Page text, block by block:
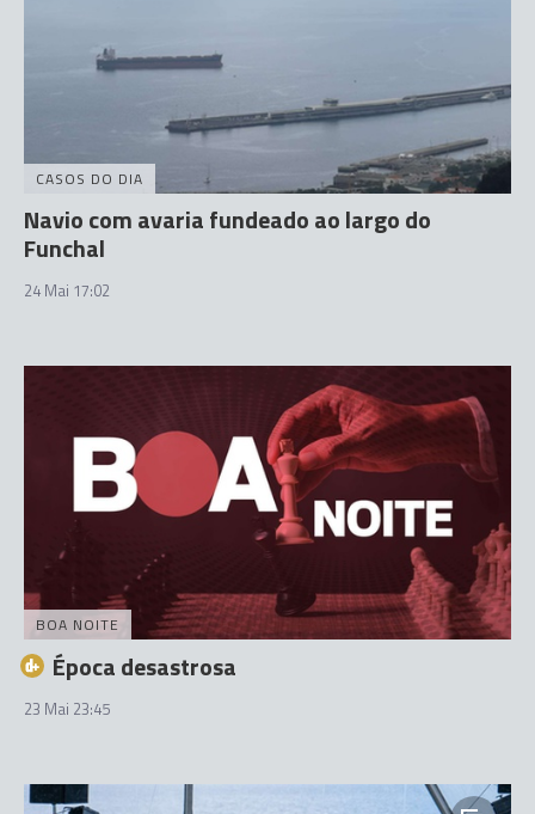
CASOS DO DIA
Navio com avaria fundeado ao largo do
Funchal
24 Mai 17:02
BOA NOITE
Época desastrosa
23 Mai 23:45